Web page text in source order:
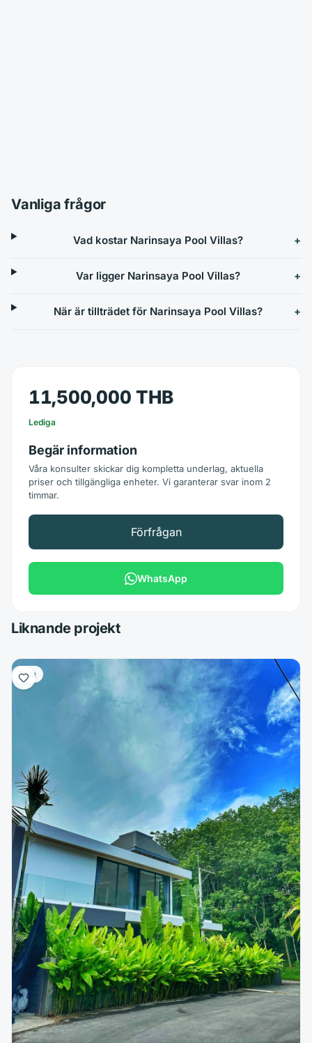
Vanliga frågor
Vad kostar Narinsaya Pool Villas?
Var ligger Narinsaya Pool Villas?
När är tillträdet för Narinsaya Pool Villas?
11,500,000 THB
Lediga
Begär information
Våra konsulter skickar dig kompletta underlag, aktuella
priser och tillgängliga enheter. Vi garanterar svar inom 2
timmar.
Förfrågan
WhatsApp
Liknande projekt
Villa